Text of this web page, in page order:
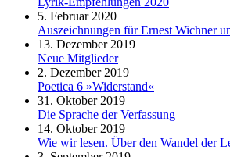
5. Februar 2020
Auszeichnungen für Ernest Wichner
13. Dezember 2019
Neue Mitglieder
2. Dezember 2019
Poetica 6 »Widerstand«
31. Oktober 2019
Die Sprache der Verfassung
14. Oktober 2019
Wie wir lesen. Über den Wandel der